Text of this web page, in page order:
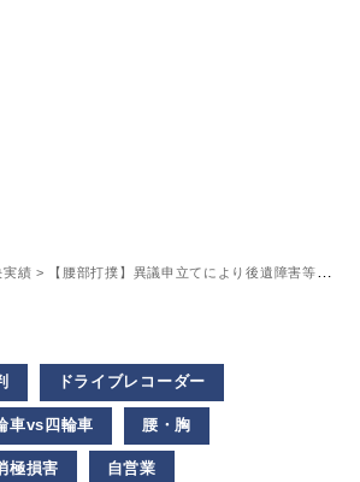
実績 > 【腰部打撲】異議申立てにより後遺障害等級14級９号の認定を受け、裁判により加害者の有責性を立証し勝訴した事例
ドライブレコーダー
車vs四輪車 腰・胸
極損害 自営業